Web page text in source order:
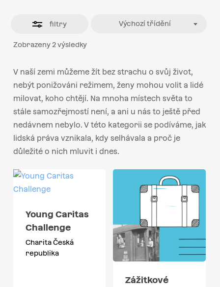
filtry
Zobrazeny 2 výsledky
Výchozí třídění
V naší zemi můžeme žít bez strachu o svůj život,
nebýt ponižováni režimem, ženy mohou volit a lidé
milovat, koho chtějí. Na mnoha místech světa to
stále samozřejmostí není, a ani u nás to ještě před
nedávnem nebylo. V této kategorii se podíváme, jak
lidská práva vznikala, kdy selhávala a proč je
důležité o nich mluvit i dnes.
Young Caritas
Challenge
Charita Česká
republika
Zážitkové